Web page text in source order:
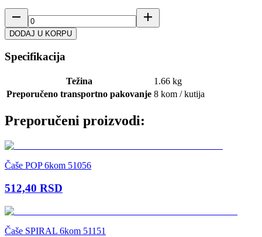
DODAJ U KORPU
Specifikacija
Težina
1.66 kg
Preporučeno transportno pakovanje 8 kom / kutija
Preporučeni proizvodi:
Čaše POP 6kom 51056
512,40 RSD
Čaše SPIRAL 6kom 51151